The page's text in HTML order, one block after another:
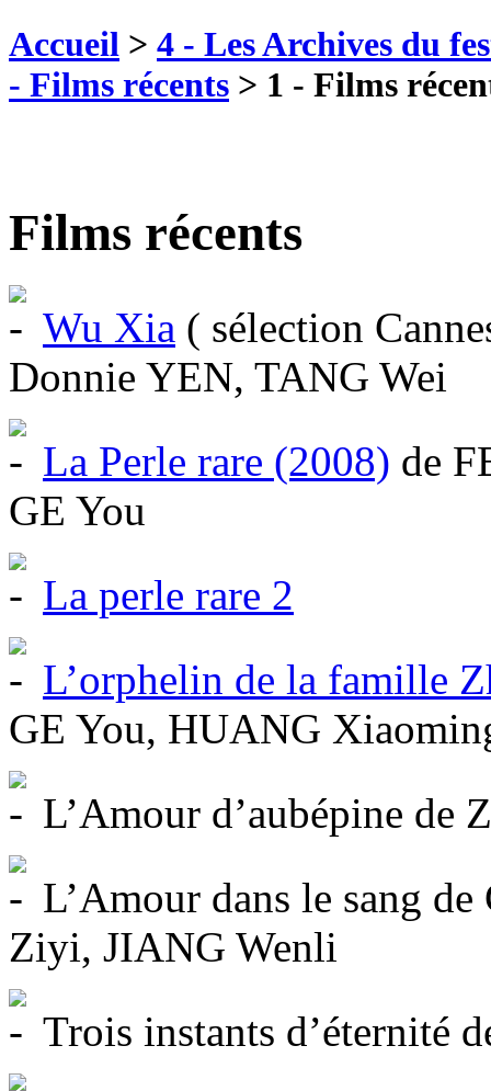
Accueil > 4 - Les Archives du
- Films récents > 1 - Films
Films récents
Wu Xia ( sélection
Donnie YEN, TANG Wei
La Perle rare (2008) de
GE You
La perle rare 2
L’orphelin de la famille
GE You, HUANG
L’Amour d’aubépine de
L’Amour dans le sang
Ziyi, JIANG Wenli
Trois instants d’éternité